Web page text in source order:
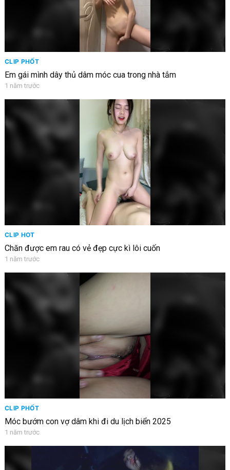
CLIP PHỐT
Em gái mình dây thủ dâm móc cua trong nhà tắm
1 năm trước
CLIP HOT
Chăn được em rau có vẻ đẹp cực kì lôi cuốn
1 năm trước
CLIP PHỐT
Móc bướm con vợ dâm khi đi du lịch biển 2025
1 năm trước